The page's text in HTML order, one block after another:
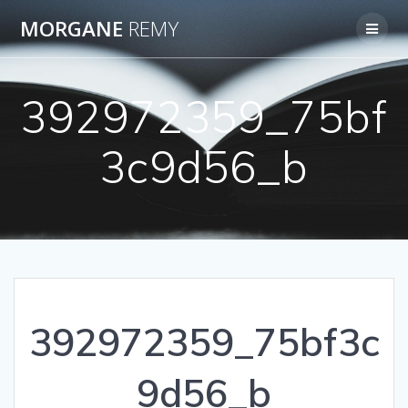
MORGANE REMY
392972359_75bf
3c9d56_b
392972359_75bf3c
9d56_b